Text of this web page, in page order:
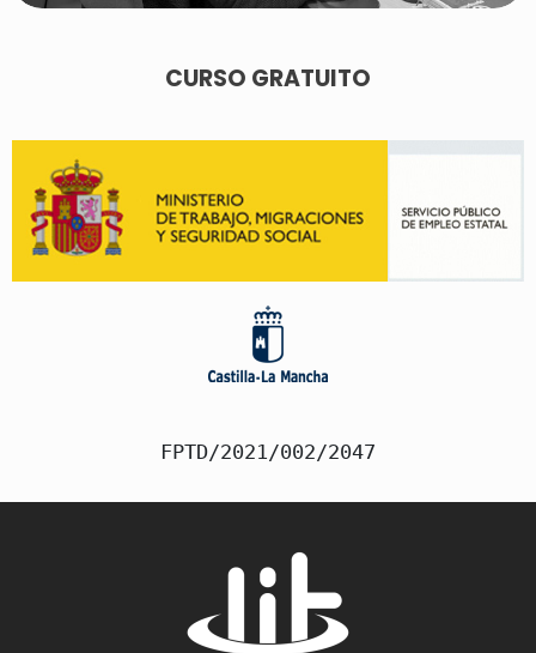
CURSO GRATUITO
FPTD/2021/002/2047